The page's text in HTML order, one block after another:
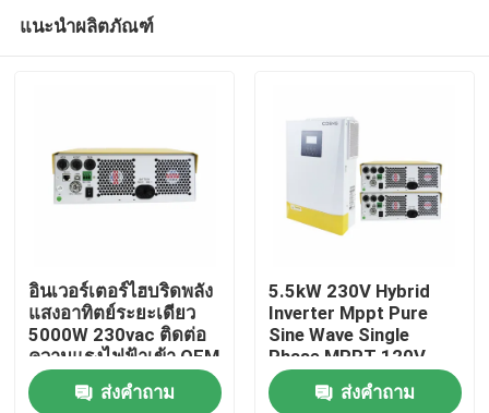
บ้าน
แนะนำผลิตภัณฑ์
อินเวอร์เตอร์ไฮบริดพลัง
แสงอาทิตย์ระยะเดียว
5000W 230vac ติดต่อ
ความแรงไฟฟ้าเข้า OEM
รับรอง CE IEC
ส่งคำถาม
5.5kW 230V Hybrid
Inverter Mppt Pure
Sine Wave Single
Phase MPPT 120V-
450V การตรวจจับ
อัตโนมัติ ส่งคำถาม